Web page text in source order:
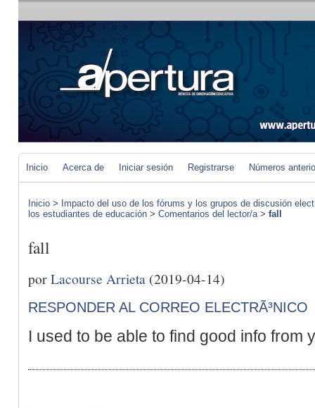
Inicio Acerca de Iniciar sesión Registrarse Números
Inicio > Impacto del uso de los fórums y los grupos de discusión
los estudiantes de educación > Comentarios del lector/a> fall
fall
porLacourse Arrieta (2019-04-14)
RESPONDER AL CORREO ELECTRÃ³NICO
I used to be able to find good info from